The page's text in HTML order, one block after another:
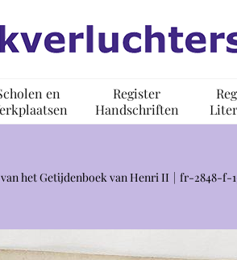
en
Register
Handschriften
het Getijdenboek van Henri II fr-2848-f-